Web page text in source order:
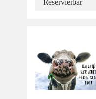
Reservierbar